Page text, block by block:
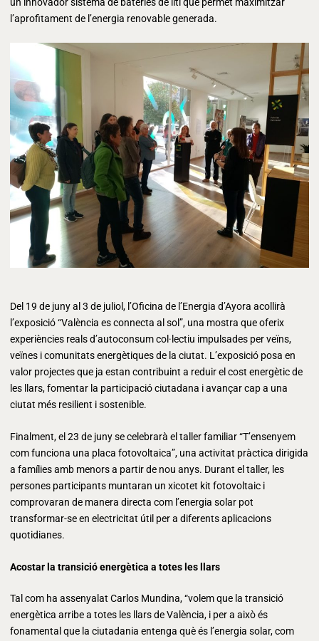
un innovador sistema de bateries de liti que permet maximitzar
l’aprofitament de l’energia renovable generada.
Del 19 de juny al 3 de juliol, l’Oficina de l’Energia d’Ayora acollirà
l’exposició “València es connecta al sol”, una mostra que oferix
experiències reals d’autoconsum col·lectiu impulsades per veïns,
veïnes i comunitats energètiques de la ciutat. L’exposició posa en
valor projectes que ja estan contribuint a reduir el cost energètic de
les llars, fomentar la participació ciutadana i avançar cap a una
ciutat més resilient i sostenible.
Finalment, el 23 de juny se celebrarà el taller familiar “T’ensenyem
com funciona una placa fotovoltaica”, una activitat pràctica dirigida
a famílies amb menors a partir de nou anys. Durant el taller, les
persones participants muntaran un xicotet kit fotovoltaic i
comprovaran de manera directa com l’energia solar pot
transformar-se en electricitat útil per a diferents aplicacions
quotidianes.
Acostar la transició energètica a totes les llars
Tal com ha assenyalat Carlos Mundina, “volem que la transició
energètica arribe a totes les llars de València, i per a això és
fonamental que la ciutadania entenga què és l’energia solar, com